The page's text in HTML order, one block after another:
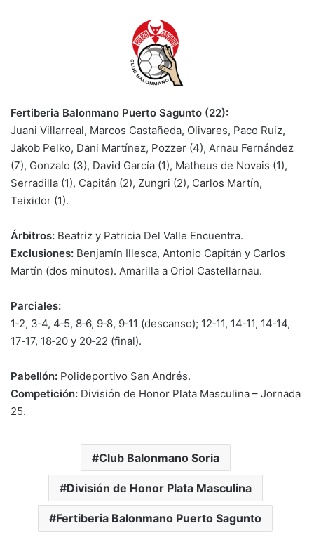
Fertiberia Balonmano Puerto Sagunto (22):
Juani Villarreal, Marcos Castañeda, Olivares, Paco Ruiz,
Jakob Pelko, Dani Martínez, Pozzer (4), Arnau Fernández
(7), Gonzalo (3), David García (1), Matheus de Novais (1),
Serradilla (1), Capitán (2), Zungri (2), Carlos Martín,
Teixidor (1).
Árbitros: Beatriz y Patricia Del Valle Encuentra.
Exclusiones: Benjamín Illesca, Antonio Capitán y Carlos
Martín (dos minutos). Amarilla a Oriol Castellarnau.
Parciales:
1‑2, 3‑4, 4‑5, 8‑6, 9‑8, 9‑11 (descanso); 12‑11, 14‑11, 14‑14,
17‑17, 18‑20 y 20‑22 (final).
Pabellón: Polideportivo San Andrés.
Competición: División de Honor Plata Masculina – Jornada
25.
Club Balonmano Soria
División de Honor Plata Masculina
Fertiberia Balonmano Puerto Sagunto